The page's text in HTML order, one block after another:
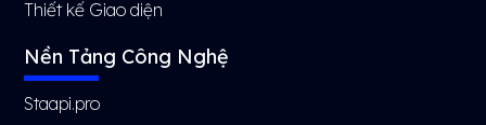
Thiết kế Giao diện
Nền Tảng Công Nghệ
Staapi.pro